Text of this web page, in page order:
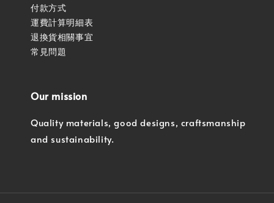
付款方式
運費計算明細表
退換貨相關事宜
常見問題
Our mission
Quality materials, good designs, craftsmanship
and sustainability.